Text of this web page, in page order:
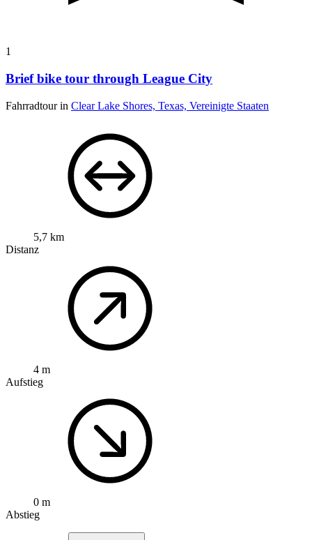
1
Brief bike tour through League City
Fahrradtour in Clear Lake Shores, Texas, Vereinigte Staaten
5,7 km
Distanz
4 m
Aufstieg
0 m
Abstieg